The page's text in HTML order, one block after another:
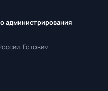
администрирования
Готовим